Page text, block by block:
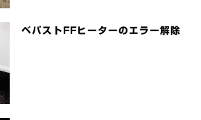
ベバストFFヒーターのエラー解除